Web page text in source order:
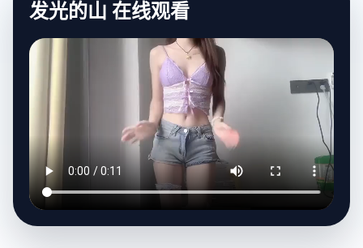
发光的山 在线观看